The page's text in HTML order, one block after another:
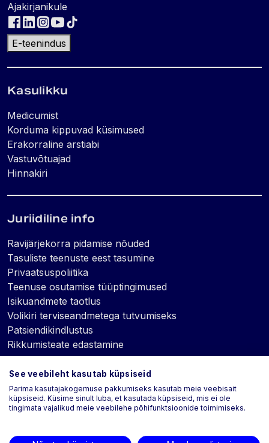
Ajakirjanikule
E-teenindus
Kasulikku
Medicumist
Korduma kippuvad küsimused
Erakorraline arstiabi
Vastuvõtuajad
Hinnakiri
Juriidiline info
Ravijärjekorra pidamise nõuded
Tasuliste teenuste eest tasumine
Privaatsuspoliitika
Teenuse osutamise tüüptingimused
Isikuandmete taotlus
Volikiri terviseandmetega tutvumiseks
Patsiendikindlustus
Rikkumisteate edastamine
Küpsised
See veebileht kasutab küpsiseid
Parima kasutajakogemuse pakkumiseks kasutab meie veebisait
küpsiseid. Küsime sinult luba, et kasutada küpsiseid, mis ei ole
tingimata vajalikud meie veebilehe põhifunktsioonide toimimiseks.